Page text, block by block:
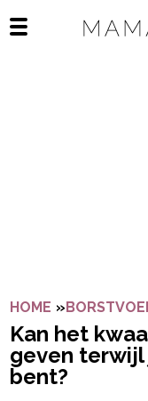
Open het mobiele
HOME »
Kan het
geven terwijl
bent?